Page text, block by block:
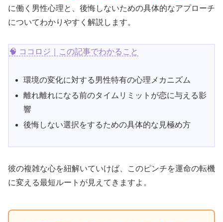
に働く男性心理と、後悔しないための具体的なアプローチ
についてわかりやすく解説します。
🧠 ココロジ｜この記事でわかること
環境の変化に対する男性特有の心理メカニズム
離れ離れになる前のタイムリミットが恋に与える影
響
後悔しない選択をするための具体的な見極め方
彼の複雑な心を紐解いていけば、このピンチを運命の転機
に変える最短ルートが見えてきますよ。